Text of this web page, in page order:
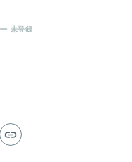
未登録